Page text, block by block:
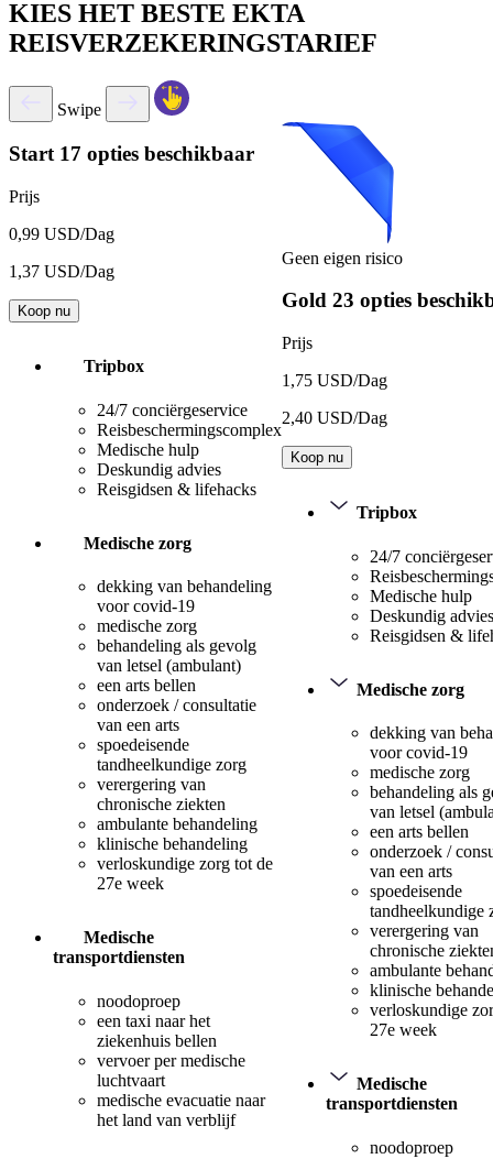
KIES HET BESTE EKTA
REISVERZEKERINGSTARIEF
Swipe
Start 17 opties beschikbaar
Prijs
0,99 USD/Dag
1,37 USD/Dag
Koop nu
Tripbox
24/7 conciërgeservice
Reisbeschermingscomplex
Medische hulp
Deskundig advies
Reisgidsen & lifehacks
Medische zorg
dekking van behandeling
voor covid-19
medische zorg
behandeling als gevolg
van letsel (ambulant)
een arts bellen
onderzoek / consultatie
van een arts
spoedeisende
tandheelkundige zorg
verergering van
chronische ziekten
ambulante behandeling
klinische behandeling
verloskundige zorg tot de
27e week
Medische
transportdiensten
noodoproep
een taxi naar het
ziekenhuis bellen
vervoer per medische
luchtvaart
medische evacuatie naar
het land van verblijf
Geen eigen risico
Gold 23 opties
Prijs
1,75 USD/Dag
2,40 USD/Dag
Koop nu
Tripbox
24/7
Medische hulp
Deskundig advies
Reisgidsen &
Medische zorg
dekking van
voor covid-19
medische zorg
behandeling als
van letsel
een arts bellen
onderzoek /
van een arts
spoedeisende
tandheelkundige
verergering van
chronische
ambulante
klinische
verloskundige
27e week
Medische
transportdiensten
noodoproep